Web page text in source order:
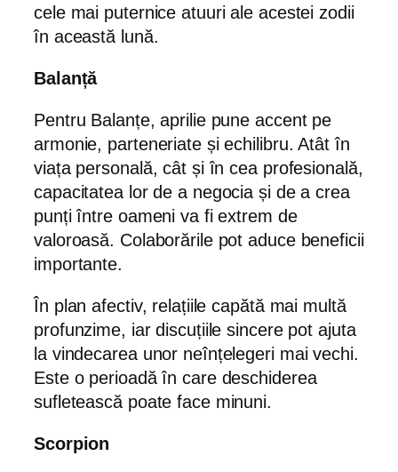
cele mai puternice atuuri ale acestei zodii
în această lună.
Balanță
Pentru Balanțe, aprilie pune accent pe
armonie, parteneriate și echilibru. Atât în
viața personală, cât și în cea profesională,
capacitatea lor de a negocia și de a crea
punți între oameni va fi extrem de
valoroasă. Colaborările pot aduce beneficii
importante.
În plan afectiv, relațiile capătă mai multă
profunzime, iar discuțiile sincere pot ajuta
la vindecarea unor neînțelegeri mai vechi.
Este o perioadă în care deschiderea
sufletească poate face minuni.
Scorpion